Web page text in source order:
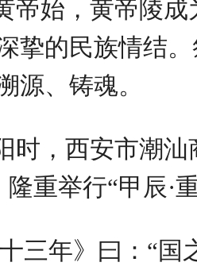
帝始，黄帝陵
挚的民族情结
源、铸魂。
时，西安市潮
重举行“甲辰·
十三年》曰：“